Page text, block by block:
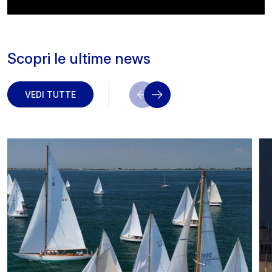
Scopri le ultime news
VEDI TUTTE